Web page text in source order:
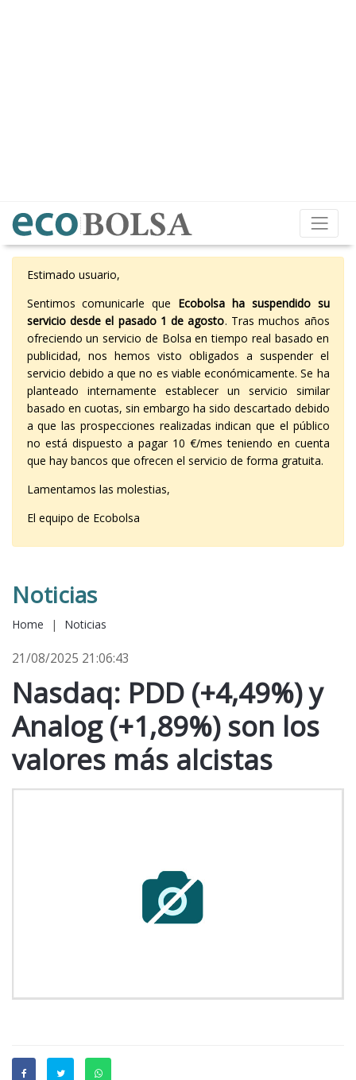
Estimado usuario,
Sentimos comunicarle que Ecobolsa ha suspendido su
servicio desde el pasado 1 de agosto. Tras muchos años
ofreciendo un servicio de Bolsa en tiempo real basado en
publicidad, nos hemos visto obligados a suspender el
servicio debido a que no es viable económicamente. Se ha
planteado internamente establecer un servicio similar
basado en cuotas, sin embargo ha sido descartado debido
a que las prospecciones realizadas indican que el público
no está dispuesto a pagar 10 €/mes teniendo en cuenta
que hay bancos que ofrecen el servicio de forma gratuita.
Lamentamos las molestias,
El equipo de Ecobolsa
Noticias
Home | Noticias
21/08/2025 21:06:43
Nasdaq: PDD (+4,49%) y
Analog (+1,89%) son los
valores más alcistas